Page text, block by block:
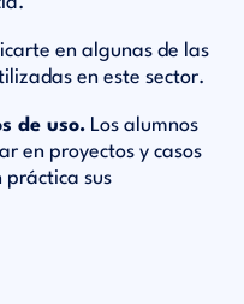
en algunas de las
en este sector.
de uso. Los alumnos
en proyectos y casos
práctica sus